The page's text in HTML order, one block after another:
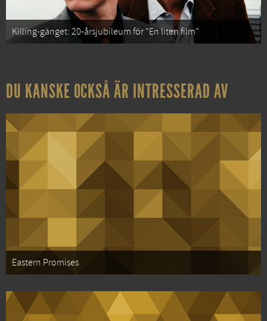
Killing-gänget: 20-årsjubileum för “En liten film”
DU KANSKE OCKSÅ ÄR INTRESSERAD AV
Eastern Promises